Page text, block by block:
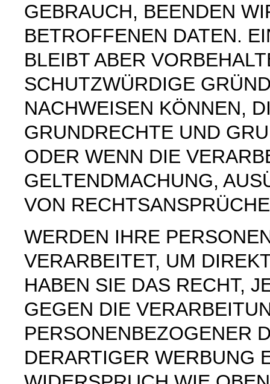
GEBRAUCH, BEENDEN
BETROFFENEN DATEN.
BLEIBT ABER
SCHUTZWÜRDIGE
NACHWEISEN KÖNNEN,
GRUNDRECHTE UND
ODER WENN DIE
GELTENDMACHUNG,
VON
WERDEN IHRE
VERARBEITET, UM
HABEN SIE DAS RECHT,
GEGEN DIE
PERSONENBEZOGENER
DERARTIGER WERBUNG